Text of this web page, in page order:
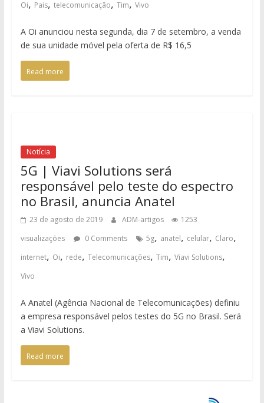
Oi, Pais, telecomunicação, Tim, Vivo
A Oi anunciou nesta segunda, dia 7 de setembro, a venda
de sua unidade móvel pela oferta de R$ 16,5
Read more
Notícia
5G | Viavi Solutions será
responsável pelo teste do espectro
no Brasil, anuncia Anatel
23 de agosto de 2019 ADM-artigos
1253
visualizações
0 Comments 5g, anatel, celular, Claro,
internet, Oi, rede, Telecomunicações, Tim, Viavi Solutions,
Vivo
A Anatel (Agência Nacional de Telecomunicações) definiu
a empresa responsável pelos testes do 5G no Brasil. Será
a Viavi Solutions.
Read more